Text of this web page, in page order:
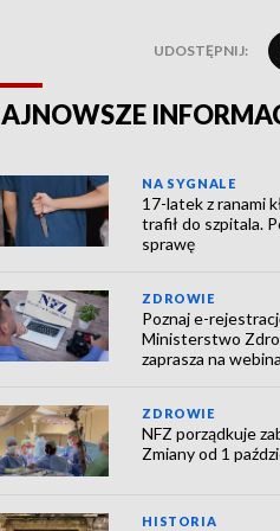
UDOSTĘPNIJ:
NA SYGNALE
17-latek z ranami
trafił do szpitala.
sprawę
ZDROWIE
Poznaj e-
Ministerstwo
zaprasza na
ZDROWIE
NFZ porządkuje
Zmiany od 1
HISTORIA